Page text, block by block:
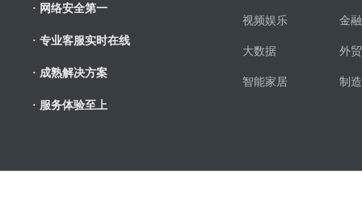
· 网络安全第一
· 专业客服实时在线
· 成熟解决方案
· 服务体验至上
视频娱乐 金
大数据 外
智能家居 制